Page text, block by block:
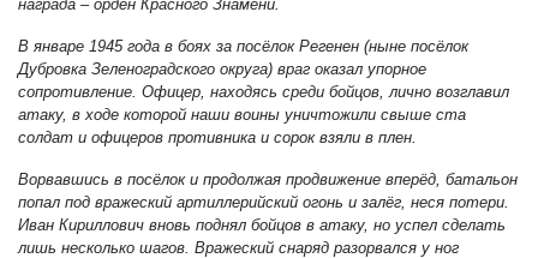
награда – орден Красного Знамени.
В январе 1945 года в боях за посёлок Регенен (ныне посёлок
Дубровка Зеленоградского округа) враг оказал упорное
сопротивление. Офицер, находясь среди бойцов, лично возглавил
атаку, в ходе которой наши воины уничтожили свыше ста
солдат и офицеров противника и сорок взяли в плен.
Ворвавшись в посёлок и продолжая продвижение вперёд, батальон
попал под вражеский артиллерийский огонь и залёг, неся потери.
Иван Кириллович вновь поднял бойцов в атаку, но успел сделать
лишь несколько шагов. Вражеский снаряд разорвался у ног